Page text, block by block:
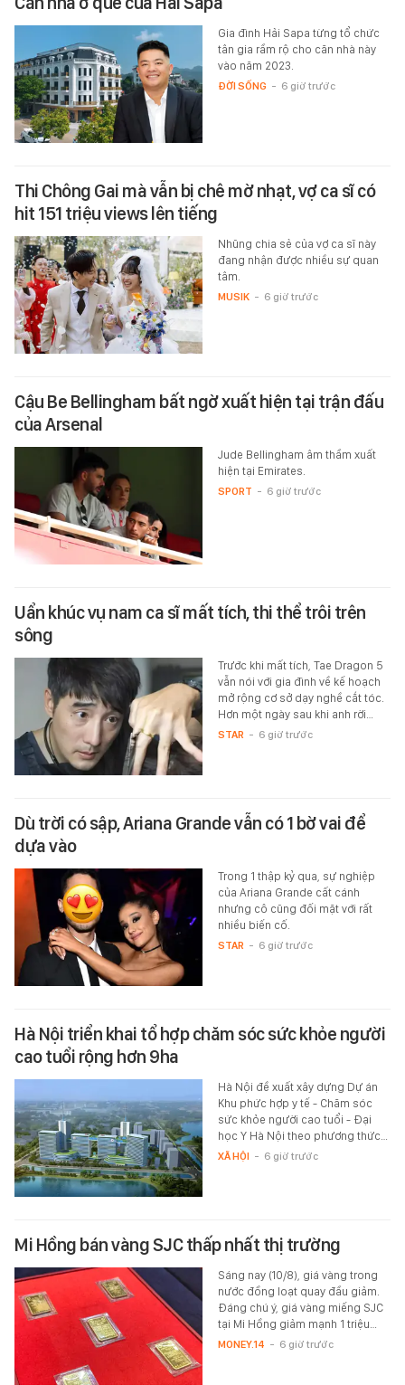
Gia đình Hải Sapa từng tổ chức
tân gia rầm rộ cho căn nhà này
vào năm 2023.
ĐỜI SỐNG - 6 giờ trước
Thi Chông Gai mà vẫn bị chê mờ nhạt, vợ ca sĩ có
hit 151 triệu views lên tiếng
Nhũng chia sẻ của vợ ca sĩ này
đang nhận được nhiều sự quan
tâm.
MUSIK - 6 giờ trước
Cậu Be Bellingham bất ngờ xuất hiện tại trận đấu
của Arsenal
Jude Bellingham âm thầm xuất
hiện tại Emirates.
SPORT - 6 giờ trước
Uẩn khúc vụ nam ca sĩ mất tích, thi thể trôi trên
sông
Trước khi mất tích, Tae Dragon 5
vẫn nói với gia đình về kế hoạch
mở rộng cơ sở dạy nghề cắt tóc.
Hơn một ngày sau khi anh rời…
STAR - 6 giờ trước
Dù trời có sập, Ariana Grande vẫn có 1 bờ vai để
dựa vào
Trong 1 thập kỷ qua, sự nghiệp
của Ariana Grande cất cánh
nhưng cô cũng đối mặt với rất
nhiều biến cố.
STAR - 6 giờ trước
Hà Nội triển khai tổ hợp chăm sóc sức khỏe người
cao tuổi rộng hơn 9ha
Hà Nội đề xuất xây dựng Dự án
Khu phức hợp y tế - Chăm sóc
sức khỏe người cao tuổi - Đại
học Y Hà Nội theo phương thức…
XÃ HỘI - 6 giờ trước
Mi Hồng bán vàng SJC thấp nhất thị trường
Sáng nay (10/8), giá vàng trong
nước đồng loạt quay đầu giảm.
Đáng chú ý, giá vàng miếng SJC
tại Mi Hồng giảm mạnh 1 triệu…
MONEY.14 - 6 giờ trước